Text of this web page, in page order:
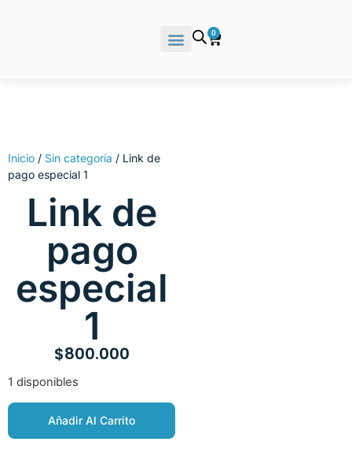
0
Inicio / Sin categoría / Link de
pago especial 1
Link de
pago
especial
1
$800.000
1 disponibles
Añadir Al Carrito